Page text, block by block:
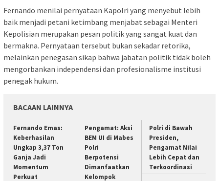
Fernando menilai pernyataan Kapolri yang menyebut lebih
baik menjadi petani ketimbang menjabat sebagai Menteri
Kepolisian merupakan pesan politik yang sangat kuat dan
bermakna. Pernyataan tersebut bukan sekadar retorika,
melainkan penegasan sikap bahwa jabatan politik tidak boleh
mengorbankan independensi dan profesionalisme institusi
penegak hukum.
BACAAN LAINNYA
Fernando Emas:
Keberhasilan
Ungkap 3,37 Ton
Ganja Jadi
Momentum
Perkuat
Pengamat: Aksi
BEM UI di Mabes
Polri
Berpotensi
Dimanfaatkan
Kelompok
Polri di Bawah
Presiden,
Pengamat Nilai
Lebih Cepat dan
Terkoordinasi